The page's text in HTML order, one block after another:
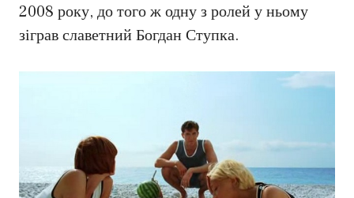
2008 року, до того ж одну з ролей у ньому
зіграв славетний Богдан Ступка.